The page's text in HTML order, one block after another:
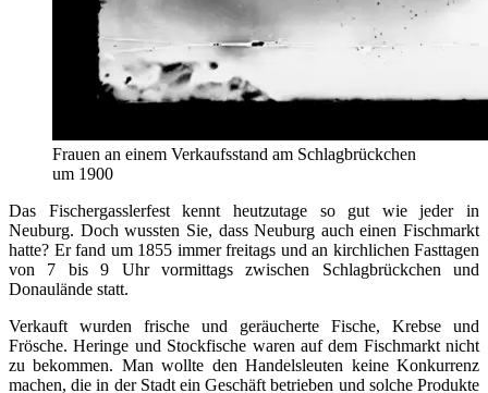
Frauen an einem Verkaufsstand am Schlagbrückchen
um 1900
Das Fischergasslerfest kennt heutzutage so gut wie jeder in
Neuburg. Doch wussten Sie, dass Neuburg auch einen Fischmarkt
hatte? Er fand um 1855 immer freitags und an kirchlichen Fasttagen
von 7 bis 9 Uhr vormittags zwischen Schlagbrückchen und
Donaulände statt.
Verkauft wurden frische und geräucherte Fische, Krebse und
Frösche. Heringe und Stockfische waren auf dem Fischmarkt nicht
zu bekommen. Man wollte den Handelsleuten keine Konkurrenz
machen, die in der Stadt ein Geschäft betrieben und solche Produkte